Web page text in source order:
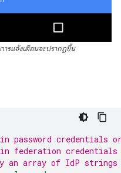
ารแจ้งเตือนจะปรากฏขึ้น
password credentials
federation
an array of IdP strings